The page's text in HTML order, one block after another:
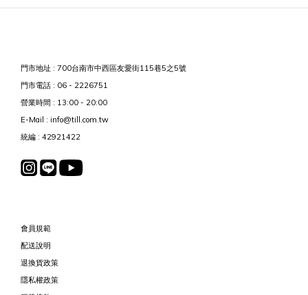
門市地址 : 700台南市中西區友愛街115巷5之5號
門市電話 : 06 - 2226751
營業時間 : 13:00 - 20:00
E-Mail : info@till.com.tw
統編 : 42921422
會員規範
配送說明
退換貨政策
隱私權政策